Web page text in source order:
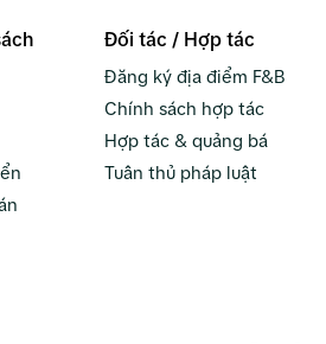
Đối tác / Hợp tác
Đăng ký địa điểm F&B
Chính sách hợp tác
Hợp tác & quảng bá
Tuân thủ pháp luật